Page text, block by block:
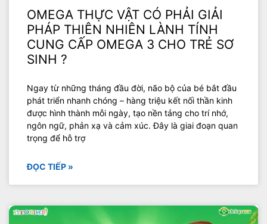
OMEGA THỰC VẬT CÓ PHẢI GIẢI
PHÁP THIÊN NHIÊN LÀNH TÍNH
CUNG CẤP OMEGA 3 CHO TRẺ SƠ
SINH ?
Ngay từ những tháng đầu đời, não bộ của bé bắt đầu
phát triển nhanh chóng – hàng triệu kết nối thần kinh
được hình thành mỗi ngày, tạo nền tảng cho trí nhớ,
ngôn ngữ, phản xạ và cảm xúc. Đây là giai đoạn quan
trọng để hỗ trợ
ĐỌC TIẾP »